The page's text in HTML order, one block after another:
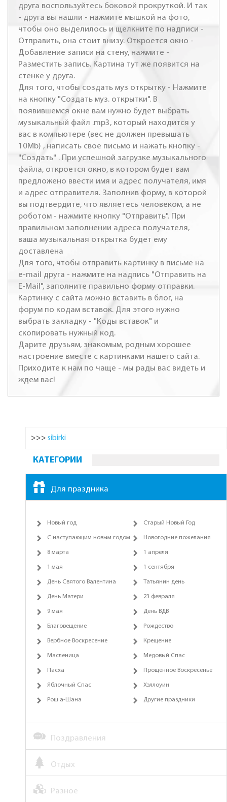
друга воспользуйтесь боковой прокруткой. И так
- друга вы нашли - нажмите мышкой на фото,
чтобы оно выделилось и щелкните по надписи -
Отправить, она стоит внизу. Откроется окно -
Добавление записи на стену, нажмите -
Разместить запись. Картина тут же появится на
стенке у друга.
Для того, чтобы создать муз открытку - Нажмите
на кнопку "Создать муз. открытки". В
появившемся окне вам нужно будет выбрать
музыкальный файл .mp3, который находится у
вас в компьютере (вес не должен превышать
10Mb) , написать свое письмо и нажать кнопку -
"Создать" . При успешной загрузке музыкального
файла, откроется окно, в котором будет вам
предложено ввести имя и адрес получателя, имя
и адрес отправителя. Заполнив форму, в которой
вы подтвердите, что являетесь человеком, а не
роботом - нажмите кнопку "Отправить". При
правильном заполнении адреса получателя,
ваша музыкальная открытка будет ему
доставлена
Для того, чтобы отправить картинку в письме на
e-mail друга - нажмите на надпись "Отправить на
E-Mail", заполните правильно форму отправки.
Картинку с сайта можно вставить в блог, на
форум по кодам вставок. Для этого нужно
выбрать закладку - "Коды вставок" и
скопировать нужный код.
Дарите друзьям, знакомым, родным хорошее
настроение вместе с картинками нашего сайта.
Приходите к нам по чаще - мы рады вас видеть и
ждем вас!
>>> sibirki
КАТЕГОРИИ
Для праздника
Новый год Старый Новый Год
С наступающим новым годом Новогодние пожелания
8 марта 1 апреля
1 мая 1 сентября
День Святого Валентина Татьянин день
День Матери 23 февраля
9 мая День ВДВ
Благовещение Рождество
Вербное Воскресение Крещение
Масленица Медовый Спас
Пасха Прощенное Воскресенье
Яблочный Спас Хэллоуин
Рош а-Шана Другие праздники
Поздравления
Отдых
Разное